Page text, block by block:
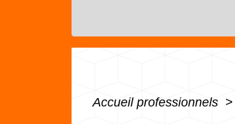
Accueil professionnels >